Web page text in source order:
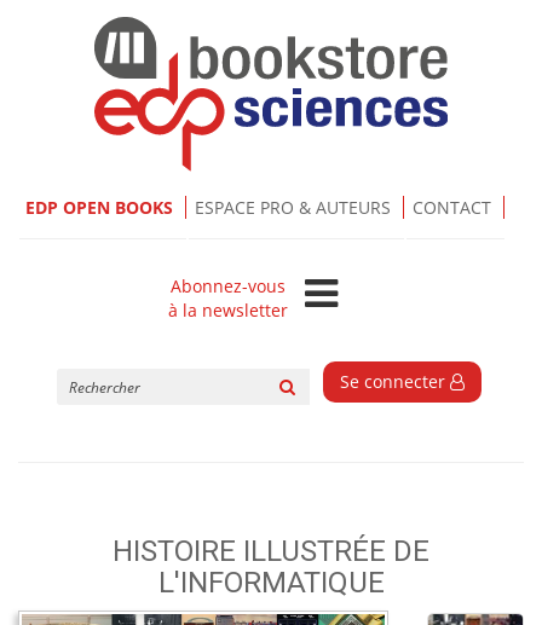
EDP OPEN BOOKS ESPACE PRO & AUTEURS CONTACT
Abonnez-vous
à la newsletter
Se connecter
HISTOIRE ILLUSTRÉE DE
L'INFORMATIQUE